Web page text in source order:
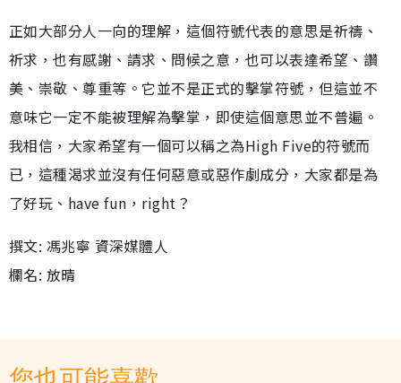
正如大部分人一向的理解，這個符號代表的意思是祈禱、
祈求，也有感謝、請求、問候之意，也可以表達希望、讚
美、崇敬、尊重等。它並不是正式的擊掌符號，但這並不
意味它一定不能被理解為擊掌，即使這個意思並不普遍。
我相信，大家希望有一個可以稱之為High Five的符號而
已，這種渴求並沒有任何惡意或惡作劇成分，大家都是為
了好玩、have fun，right？
撰文: 馮兆寧 資深媒體人
欄名: 放晴